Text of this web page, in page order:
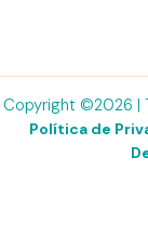
Copyright ©2026 |
Política de